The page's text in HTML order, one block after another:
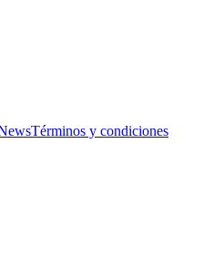
Términos y condiciones